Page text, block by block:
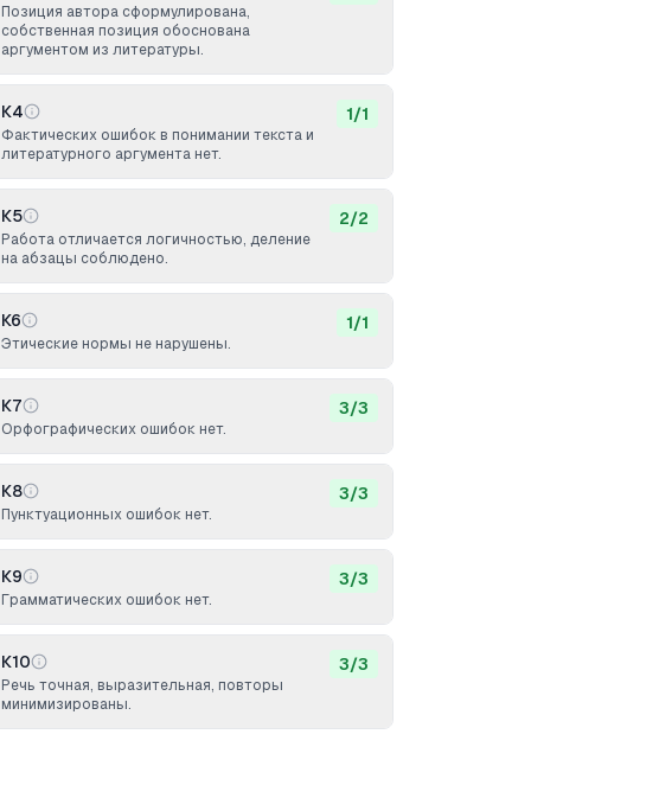
Позиция автора сформулирована,
собственная позиция обоснована
аргументом из литературы.
К4
Фактических ошибок в понимании текста и
литературного аргумента нет.
1/1
К5
Работа отличается логичностью, деление
на абзацы соблюдено.
2/2
К6
Этические нормы не нарушены.
1/1
К7
Орфографических ошибок нет.
3/3
К8
Пунктуационных ошибок нет.
3/3
К9
Грамматических ошибок нет.
3/3
К10
Речь точная, выразительная, повторы
минимизированы.
3/3